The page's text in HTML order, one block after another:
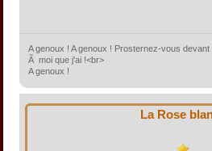
A genoux ! A genoux ! Prosternez-vous
Ã moi que j'ai !<br>
A genoux !
La Rose